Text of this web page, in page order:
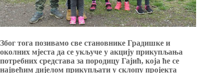
Због тога позивамо све становнике Градишке и
околних мјеста да се укључе у акцију прикупљања
потребних средстава за породицу Гајић, која ће се
највећим дијелом прикупљати у склопу пројекта